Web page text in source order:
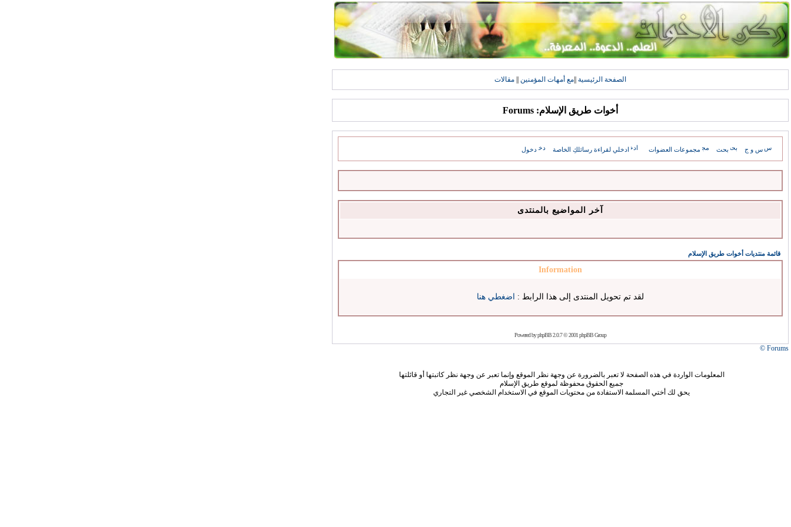
الصفحة الرئيسية مع أمهات المؤمنين مقالات
أخوات طريق الإسلام: Forums
س و ج بحث مجموعات العضوات ادخلي لقراءة رسائلكِ الخاصة دخول
آخر المواضيع بالمنتدى
قائمة منتديات أخوات طريق الإسلام
Information
لقد تم تحويل المنتدى إلى هذا الرابط : اضغطي هنا
Powered byphpBB2.0.7 © 2001 phpBB Group
Forums ©
المعلومات الواردة في هذه الصفحة لا تعبر بالضرورة عن وجهة نظر الموقع وإنما تعبر عن وجهة نظر كاتبتها أو قائلتها
جميع الحقوق محفوظة لموقع طريق الإسلام
يحق لك أختي المسلمة الاستفادة من محتويات الموقع في الاستخدام الشخصي غير التجاري